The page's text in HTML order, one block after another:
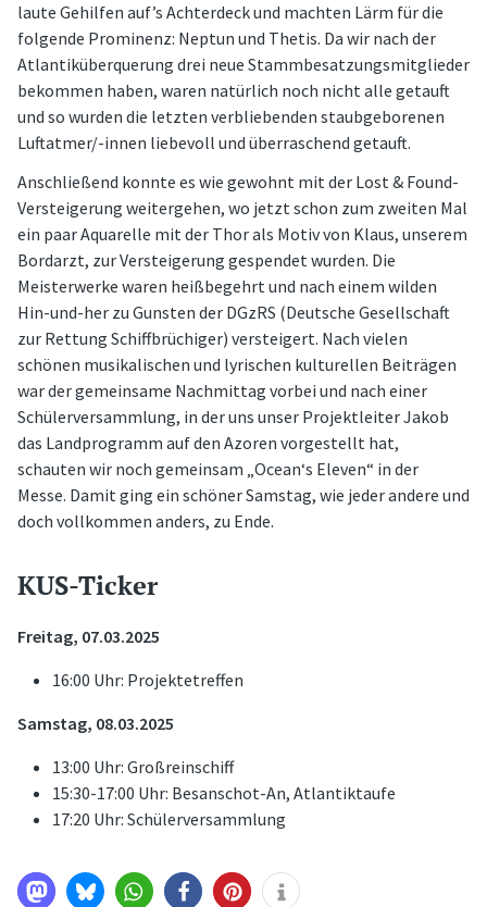
laute Gehilfen auf’s Achterdeck und machten Lärm für die
folgende Prominenz: Neptun und Thetis. Da wir nach der
Atlantiküberquerung drei neue Stammbesatzungsmitglieder
bekommen haben, waren natürlich noch nicht alle getauft
und so wurden die letzten verbliebenden staubgeborenen
Luftatmer/-innen liebevoll und überraschend getauft.
Anschließend konnte es wie gewohnt mit der Lost & Found-
Versteigerung weitergehen, wo jetzt schon zum zweiten Mal
ein paar Aquarelle mit der Thor als Motiv von Klaus, unserem
Bordarzt, zur Versteigerung gespendet wurden. Die
Meisterwerke waren heißbegehrt und nach einem wilden
Hin-und-her zu Gunsten der DGzRS (Deutsche Gesellschaft
zur Rettung Schiffbrüchiger) versteigert. Nach vielen
schönen musikalischen und lyrischen kulturellen Beiträgen
war der gemeinsame Nachmittag vorbei und nach einer
Schülerversammlung, in der uns unser Projektleiter Jakob
das Landprogramm auf den Azoren vorgestellt hat,
schauten wir noch gemeinsam „Ocean‘s Eleven“ in der
Messe. Damit ging ein schöner Samstag, wie jeder andere und
doch vollkommen anders, zu Ende.
KUS-Ticker
Freitag, 07.03.2025
16:00 Uhr: Projektetreffen
Samstag, 08.03.2025
13:00 Uhr: Großreinschiff
15:30-17:00 Uhr: Besanschot-An, Atlantiktaufe
17:20 Uhr: Schülerversammlung